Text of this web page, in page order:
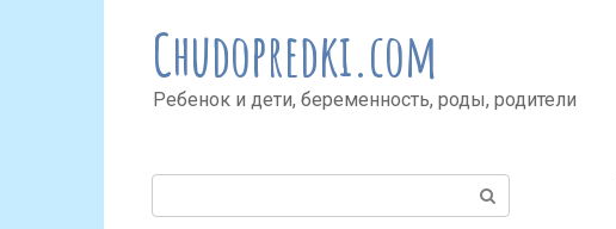
Chudopredki.com
Ребенок и дети, беременность, роды, родители